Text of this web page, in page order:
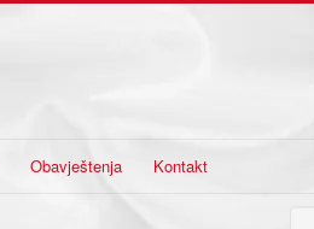
Obavještenja Kontakt